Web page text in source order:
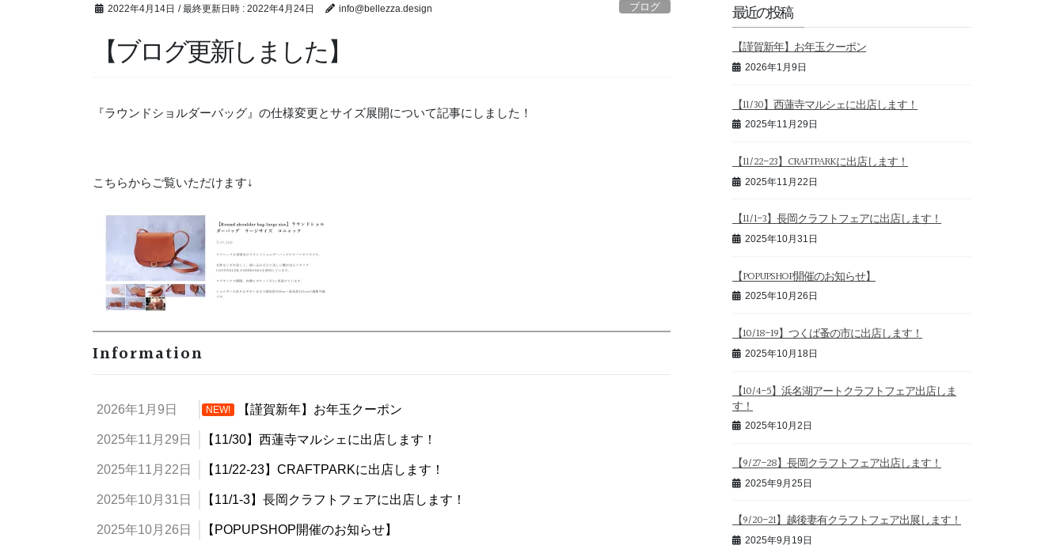
2022年4月14日 / 最終更新日時 : 2022年4月24日 info@bellezza.design ブログ
【ブログ更新しました】
『ラウンドショルダーバッグ』の仕様変更とサイズ展開について記事にしました！
こちらからご覧いただけます↓
Information
2026年1月9日 NEW! 【謹賀新年】お年玉クーポン
2025年11月29日 【11/30】西蓮寺マルシェに出店します！
2025年11月22日 【11/22-23】CRAFTPARKに出店します！
2025年10月31日 【11/1-3】長岡クラフトフェアに出店します！
2025年10月26日 【POPUPSHOP開催のお知らせ】
最近の投稿
【謹賀新年】お年玉クーポン
2026年1月9日
【11/30】西蓮寺マルシェに出店します！
2025年11月29日
【11/22-23】CRAFTPARKに出店します！
2025年11月22日
【11/1-3】長岡クラフトフェアに出店します！
2025年10月31日
【POPUPSHOP開催のお知らせ】
2025年10月26日
【10/18-19】つくば蚤の市に出店します！
2025年10月18日
【10/4-5】浜名湖アートクラフトフェア出店しま
す！
2025年10月2日
【9/27-28】長岡クラフトフェア出店します！
2025年9月25日
【9/20-21】越後妻有クラフトフェア出展します！
2025年9月19日